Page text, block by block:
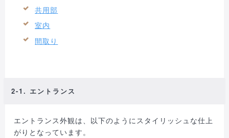
共用部
室内
間取り
2-1. エントランス
エントランス外観は、以下のようにスタイリッシュな仕上
がりとなっています。